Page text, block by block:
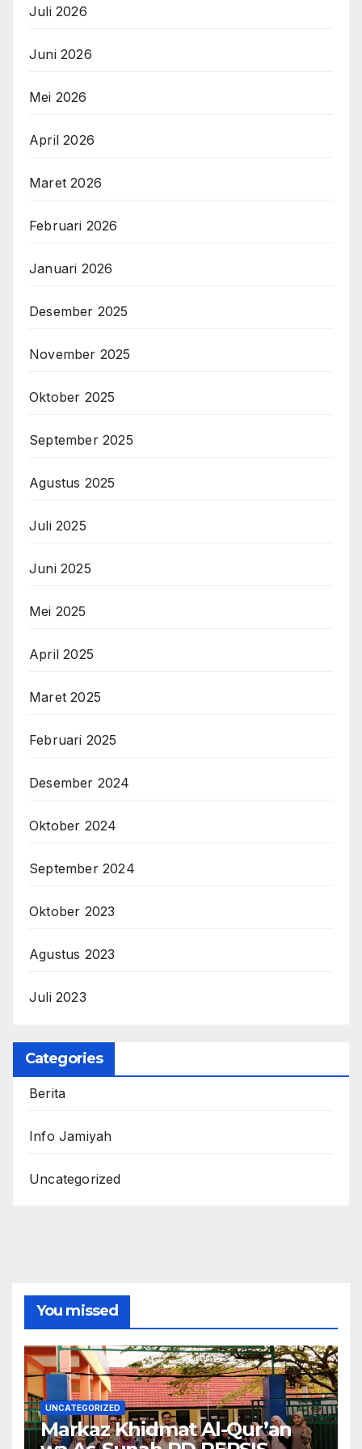
Juli 2026
Juni 2026
Mei 2026
April 2026
Maret 2026
Februari 2026
Januari 2026
Desember 2025
November 2025
Oktober 2025
September 2025
Agustus 2025
Juli 2025
Juni 2025
Mei 2025
April 2025
Maret 2025
Februari 2025
Desember 2024
Oktober 2024
September 2024
Oktober 2023
Agustus 2023
Juli 2023
Categories
Berita
Info Jamiyah
Uncategorized
You missed
UNCATEGORIZED
Markaz Khidmat Al-Qur’an